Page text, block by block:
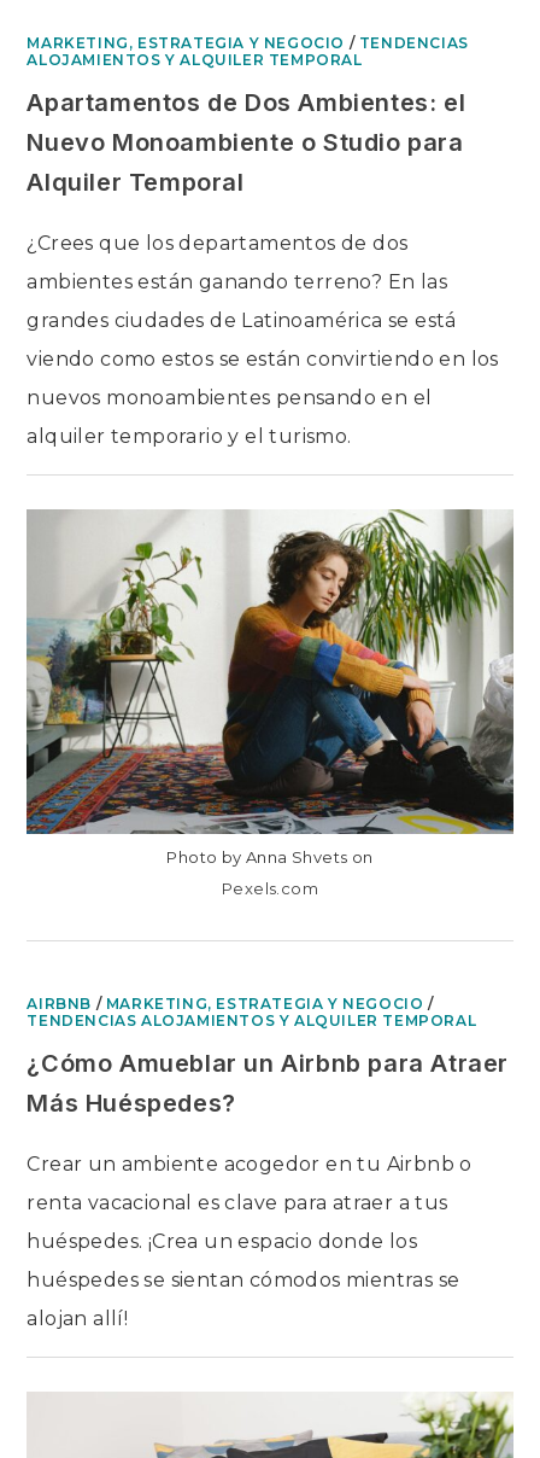
MARKETING, ESTRATEGIA Y NEGOCIO / TENDENCIAS
ALOJAMIENTOS Y ALQUILER TEMPORAL
Apartamentos de Dos Ambientes: el
Nuevo Monoambiente o Studio para
Alquiler Temporal
¿Crees que los departamentos de dos
ambientes están ganando terreno? En las
grandes ciudades de Latinoamérica se está
viendo como estos se están convirtiendo en los
nuevos monoambientes pensando en el
alquiler temporario y el turismo.
APARTAMENTOS
DE
DOS
AMBIENTES:
EL
NUEVO
MONOAMBIENTE
O
STUDIO
PARA
ALQUILER TEMPORAL
Photo by Anna Shvets on
Pexels.com
AIRBNB / MARKETING, ESTRATEGIA Y NEGOCIO /
TENDENCIAS ALOJAMIENTOS Y ALQUILER TEMPORAL
¿Cómo Amueblar un Airbnb para Atraer
Más Huéspedes?
Crear un ambiente acogedor en tu Airbnb o
renta vacacional es clave para atraer a tus
huéspedes. ¡Crea un espacio donde los
huéspedes se sientan cómodos mientras se
alojan allí!
UN
AIRBNB